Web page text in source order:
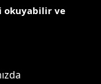
okuyabilir ve